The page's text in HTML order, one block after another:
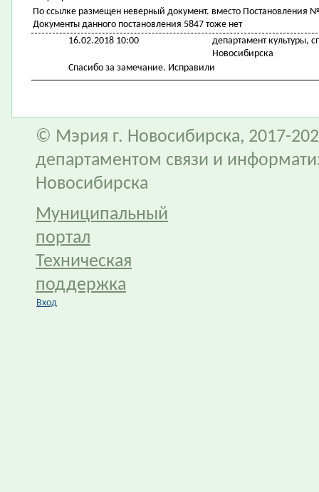
По ссылке размещен неверный документ. вместо Постановления
Документы данного постановления 5847 тоже нет
16.02.2018 10:00
департамент культуры,
Новосибирска
Спасибо за замечание. Исправили
© Мэрия г. Новосибирска, 2017-
департаментом связи и
Новосибирска
Муниципальный
портал
Техническая
поддержка
Вход